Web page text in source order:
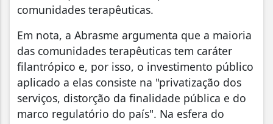
comunidades terapêuticas.
Em nota, a Abrasme argumenta que a maioria
das comunidades terapêuticas tem caráter
filantrópico e, por isso, o investimento público
aplicado a elas consiste na "privatização dos
serviços, distorção da finalidade pública e do
marco regulatório do país". Na esfera do